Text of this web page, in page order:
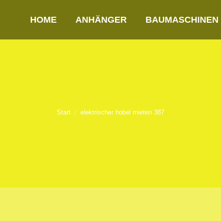
HOME ANHÄNGER BAUMASCHINEN
Sie befinden sich hier:
Start elektrischer hobel mieten 387